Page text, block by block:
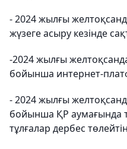
- 2024 жылғы
жүзеге асыру кезінде
-2024 жылғы
бойынша интернет-
- 2024 жылғы
бойынша ҚР аумағында
тұлғалар дербес